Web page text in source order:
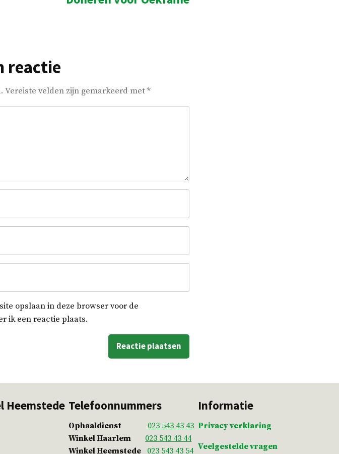
reactie
Vereiste velden zijn gemarkeerd met*
opslaan in deze browser voor de
ik een reactie plaats.
Heemstede Telefoonnummers
Ophaaldienst
023 543 43 43
Winkel Haarlem
023 543 43 44
Winkel Heemstede
023 543 43 54
Informatie
Privacy verklaring
Veelgestelde vragen